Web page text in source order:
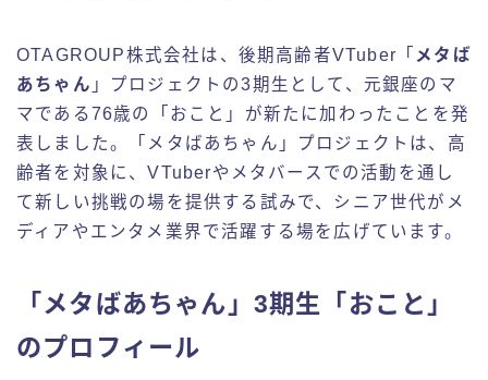
OTAGROUP株式会社は、後期高齢者VTuber「 メタば
あちゃん 」プロジェクトの3期生として、元銀座のマ
マである76歳の「おこと」が新たに加わったことを発
表しました。「メタばあちゃん」プロジェクトは、高
齢者を対象に、VTuberやメタバースでの活動を通し
て新しい挑戦の場を提供する試みで、シニア世代がメ
ディアやエンタメ業界で活躍する場を広げています。
「メタばあちゃん」3期生「おこと」
のプロフィール